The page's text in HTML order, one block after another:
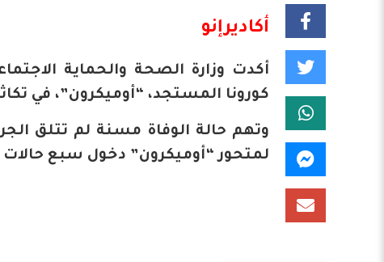
أكاديرإنو
أكدت وزارة الصحة والحماية
كورونا المستجد، “أوميكرون”، في
وتهم حالة الوفاة مسنة لم تتلق
لمتحور “أوميكرون” دخول سبع حالات